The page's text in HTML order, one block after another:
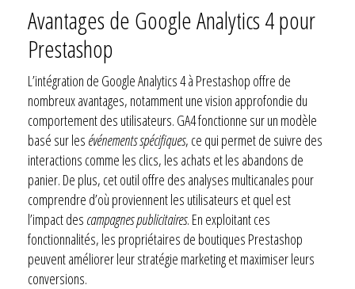
Avantages de Google Analytics 4 pour
Prestashop
L’intégration de Google Analytics 4 à Prestashop offre de
nombreux avantages, notamment une vision approfondie du
comportement des utilisateurs. GA4 fonctionne sur un modèle
basé sur les événements spécifiques, ce qui permet de suivre des
interactions comme les clics, les achats et les abandons de
panier. De plus, cet outil offre des analyses multicanales pour
comprendre d’où proviennent les utilisateurs et quel est
l’impact des campagnes publicitaires. En exploitant ces
fonctionnalités, les propriétaires de boutiques Prestashop
peuvent améliorer leur stratégie marketing et maximiser leurs
conversions.